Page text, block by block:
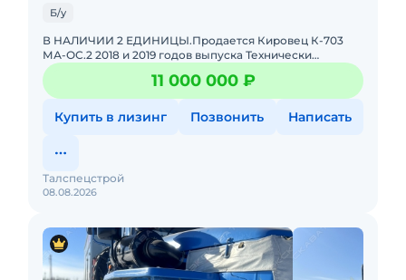
Б/у
В НАЛИЧИИ 2 ЕДИНИЦЫ.Продается Кировец К-703
МА-ОС.2 2018 и 2019 годов выпуска Технически
исправное состояние, готовы к эксплуатации. Все ТО
проводились согласно11 000 000 ₽
Купить в лизинг Позвонить Написать
08.08.2026
Талспецстрой